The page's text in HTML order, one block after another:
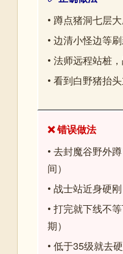
• 蹲点猪洞七层
• 边清小怪边等
• 法师远程站桩
• 看到白野猪抬
❌ 错误做法
• 去封魔谷野外
间）
• 战士站近身硬
• 打完就下线不
期）
• 低于35级就去